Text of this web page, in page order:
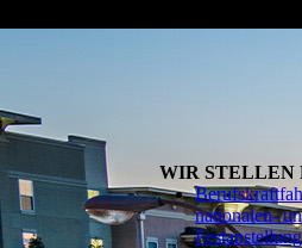
WIR STELLEN
nationalen-